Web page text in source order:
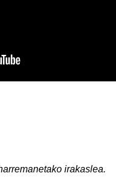
irakaslea.